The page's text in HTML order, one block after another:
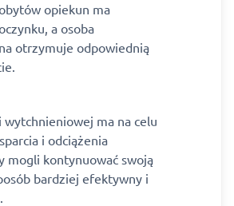
opiekun ma
a osoba
otrzymuje odpowiednią
wytchnieniowej ma na celu
i odciążenia
mogli kontynuować swoją
bardziej efektywny i